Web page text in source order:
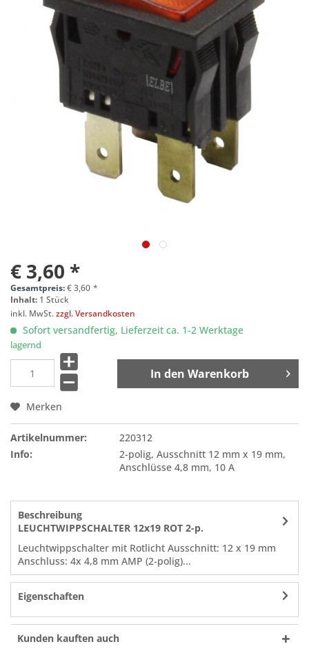
€ 3,60 *
Gesamtpreis:€3,60 *
Inhalt: 1 Stück
inkl. MwSt.zzgl. Versandkosten
Sofort versandfertig, Lieferzeit ca. 1-2 Werktage
lagernd
In den Warenkorb
Merken
Artikelnummer:
220312
Info:
2-polig, Ausschnitt 12 mm x 19 mm,
Anschlüsse 4,8 mm, 10 A
Beschreibung
LEUCHTWIPPSCHALTER 12x19 ROT 2-p.
Leuchtwippschalter mit Rotlicht Ausschnitt: 12 x 19 mm
Anschluss: 4x 4,8 mm AMP (2-polig)...
Eigenschaften
Kunden kauften auch